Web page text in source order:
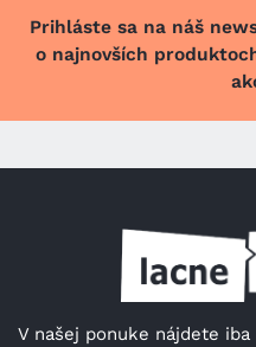
Prihláste sa na náš
o najnovších
V našej ponuke nájdete